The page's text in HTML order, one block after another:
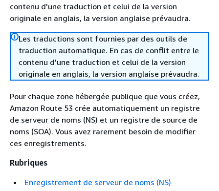
contenu d'une traduction et celui de la version
originale en anglais, la version anglaise prévaudra.
Les traductions sont fournies par des outils de
traduction automatique. En cas de conflit entre le
contenu d'une traduction et celui de la version
originale en anglais, la version anglaise prévaudra.
Pour chaque zone hébergée publique que vous créez,
Amazon Route 53 crée automatiquement un registre
de serveur de noms (NS) et un registre de source de
noms (SOA). Vous avez rarement besoin de modifier
ces enregistrements.
Rubriques
Enregistrement de serveur de noms (NS)